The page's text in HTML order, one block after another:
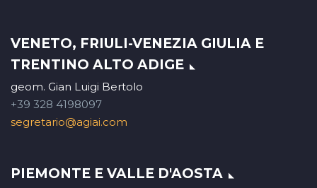
VENETO, FRIULI-VENEZIA GIULIA E
TRENTINO ALTO ADIGE
geom. Gian Luigi Bertolo
+39 328 4198097
segretario@agiai.com
PIEMONTE E VALLE D'AOSTA